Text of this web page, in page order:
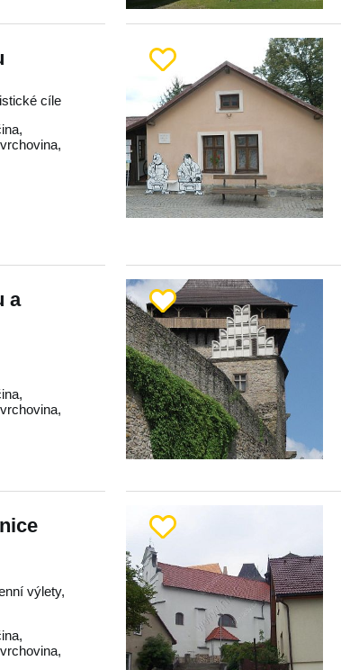
cíle
,
,
a
,
,
výlety,
,
,